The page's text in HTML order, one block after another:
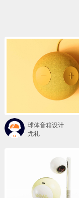
球体音箱设计
尤礼